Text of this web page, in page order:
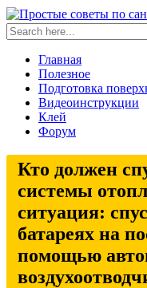
Главная
Полезное
Подготовка
Видеоинструкции
Клей
Форум
Кто должен
системы
ситуация:
батареях на
помощью